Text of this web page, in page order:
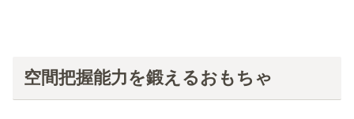
空間把握能力を鍛えるおもちゃ